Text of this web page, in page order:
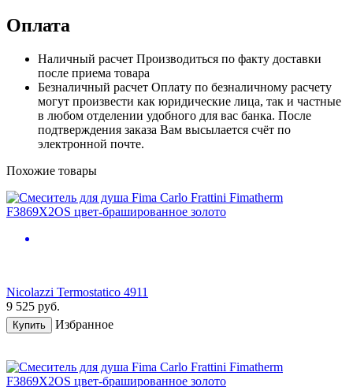
Оплата
Наличный расчет Производиться по факту доставки
после приема товара
Безналичный расчет Оплату по безналичному расчету
могут произвести как юридические лица, так и частные
в любом отделении удобного для вас банка. После
подтверждения заказа Вам высылается счёт по
электронной почте.
Похожие товары
Nicolazzi Termostatico 4911
9 525 руб.
Купить Избранное